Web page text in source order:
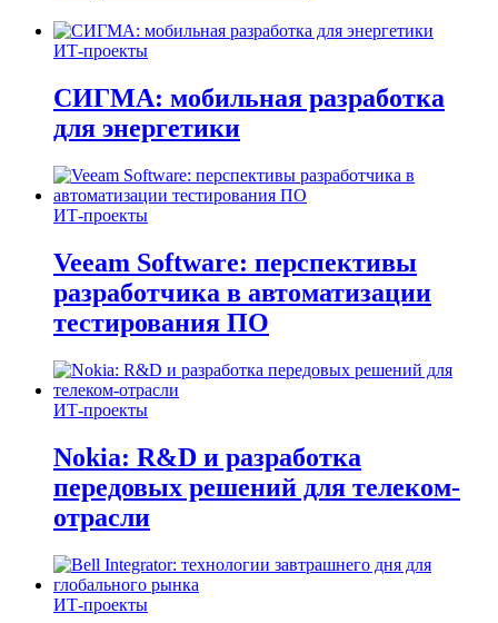
ИТ-проекты
СИГМА: мобильная разработка
для энергетики
ИТ-проекты
Veeam Software: перспективы
разработчика в автоматизации
тестирования ПО
ИТ-проекты
Nokia: R&D и разработка
передовых решений для телеком-
отрасли
ИТ-проекты